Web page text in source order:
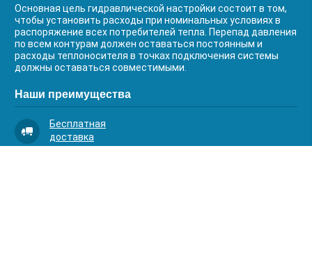
Основная цель гидравлической настройки состоит в том,
чтобы установить расходы при номинальных условиях в
распоряжение всех потребителей тепла. Перепад давления
по всем контурам должен оставаться постоянным и
расходы теплоносителя в точках подключения системы
должны оставаться совместимыми.
Наши преимущества
Бесплатная
доставка